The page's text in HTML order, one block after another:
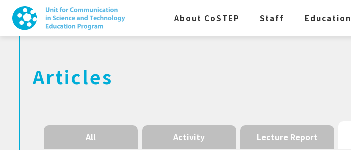
About CoSTEP Staff Education
Articles
All Activity Lecture Report